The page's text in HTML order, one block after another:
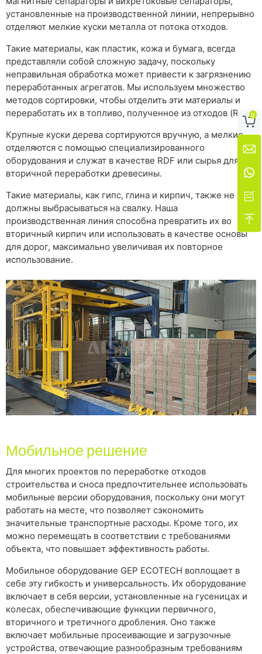
установленные на производственной линии, непрерывно
отделяют мелкие куски металла от потока отходов.
Такие материалы, как пластик, кожа и бумага, всегда
представляли собой сложную задачу, поскольку
неправильная обработка может привести к загрязнению
переработанных агрегатов. Мы используем множество
методов сортировки, чтобы отделить эти материалы и
переработать их в топливо, полученное из отходов (RDF).
Крупные куски дерева сортируются вручную, а мелкие
отделяются с помощью специализированного
оборудования и служат в качестве RDF или сырья для
вторичной переработки древесины.
Такие материалы, как гипс, глина и кирпич, также не
должны выбрасываться на свалку. Наша
производственная линия способна превратить их во
вторичный кирпич или использовать в качестве основы
для дорог, максимально увеличивая их повторное
использование.
Мобильное решение
Для многих проектов по переработке отходов
строительства и сноса предпочтительнее использовать
мобильные версии оборудования, поскольку они могут
работать на месте, что позволяет сэкономить
значительные транспортные расходы. Кроме того, их
можно перемещать в соответствии с требованиями
объекта, что повышает эффективность работы.
Мобильное оборудование GEP ECOTECH воплощает в
себе эту гибкость и универсальность. Их оборудование
включает в себя версии, установленные на гусеницах и
колесах, обеспечивающие функции первичного,
вторичного и третичного дробления. Оно также
включает мобильные просеивающие и загрузочные
устройства, отвечающие разнообразным требованиям

0



